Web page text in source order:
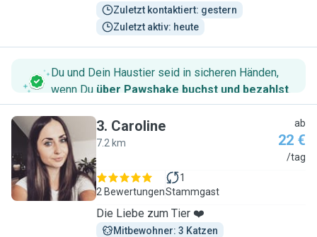
Zuletzt kontaktiert: gestern
Zuletzt aktiv: heute
Du und Dein Haustier seid in sicheren Händen,
wenn Du über Pawshake buchst und bezahlst.
C
3. Caroline
7.2 km
ab
22 €
/tag
2 Bewertungen
1
Stammgast
Die Liebe zum Tier ❤️
Mitbewohner: 3 Katzen